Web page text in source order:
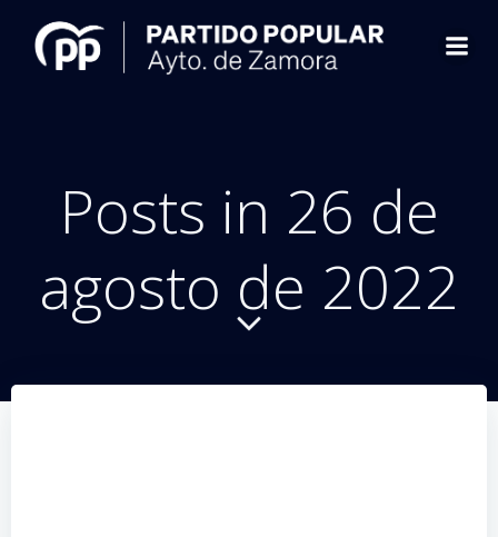
al
contenido
Posts in 26 de
agosto de 2022